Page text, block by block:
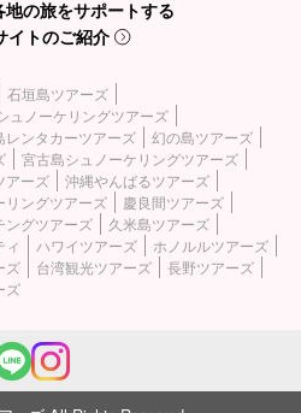
の旅をサポートする
イトのご紹介
石垣島ツアーズ
ュノーケリングツアーズ
レンタカーツアーズ
幻の島ツアーズ
宮古島シュノーケリングツアーズ
アーズ
沖縄やんばるツアーズ
リングツアーズ
慶良間ツアーズ
ングツアーズ
久米島ツアーズ
ィ ハワイツアーズ
ホノルルツアーズ
ズ 台湾観光ツアーズ
長野ツアーズ
ズ